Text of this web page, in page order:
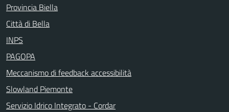
Provincia Biella
Città di Bella
INPS
PAGOPA
Meccanismo di feedback accessibilità
Slowland Piemonte
Servizio Idrico Integrato - Cordar